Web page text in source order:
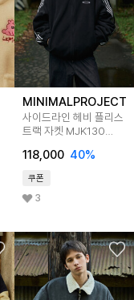
MINIMALPROJECT
사이드라인 헤비 플리스
트랙 자켓 MJK130
118,000 40%
쿠폰
3